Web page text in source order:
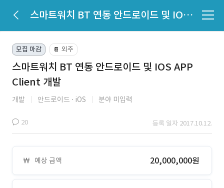
스마트워치 BT 연동 안드로이드 및 IOS APP Client 개발
모집 마감 📔 외주
스마트워치 BT 연동 안드로이드 및 IOS APP
Client 개발
개발 안드로이드 iOS 분야 미입력
20 등록 일자 2017.10.12.
예상 금액 20,000,000원